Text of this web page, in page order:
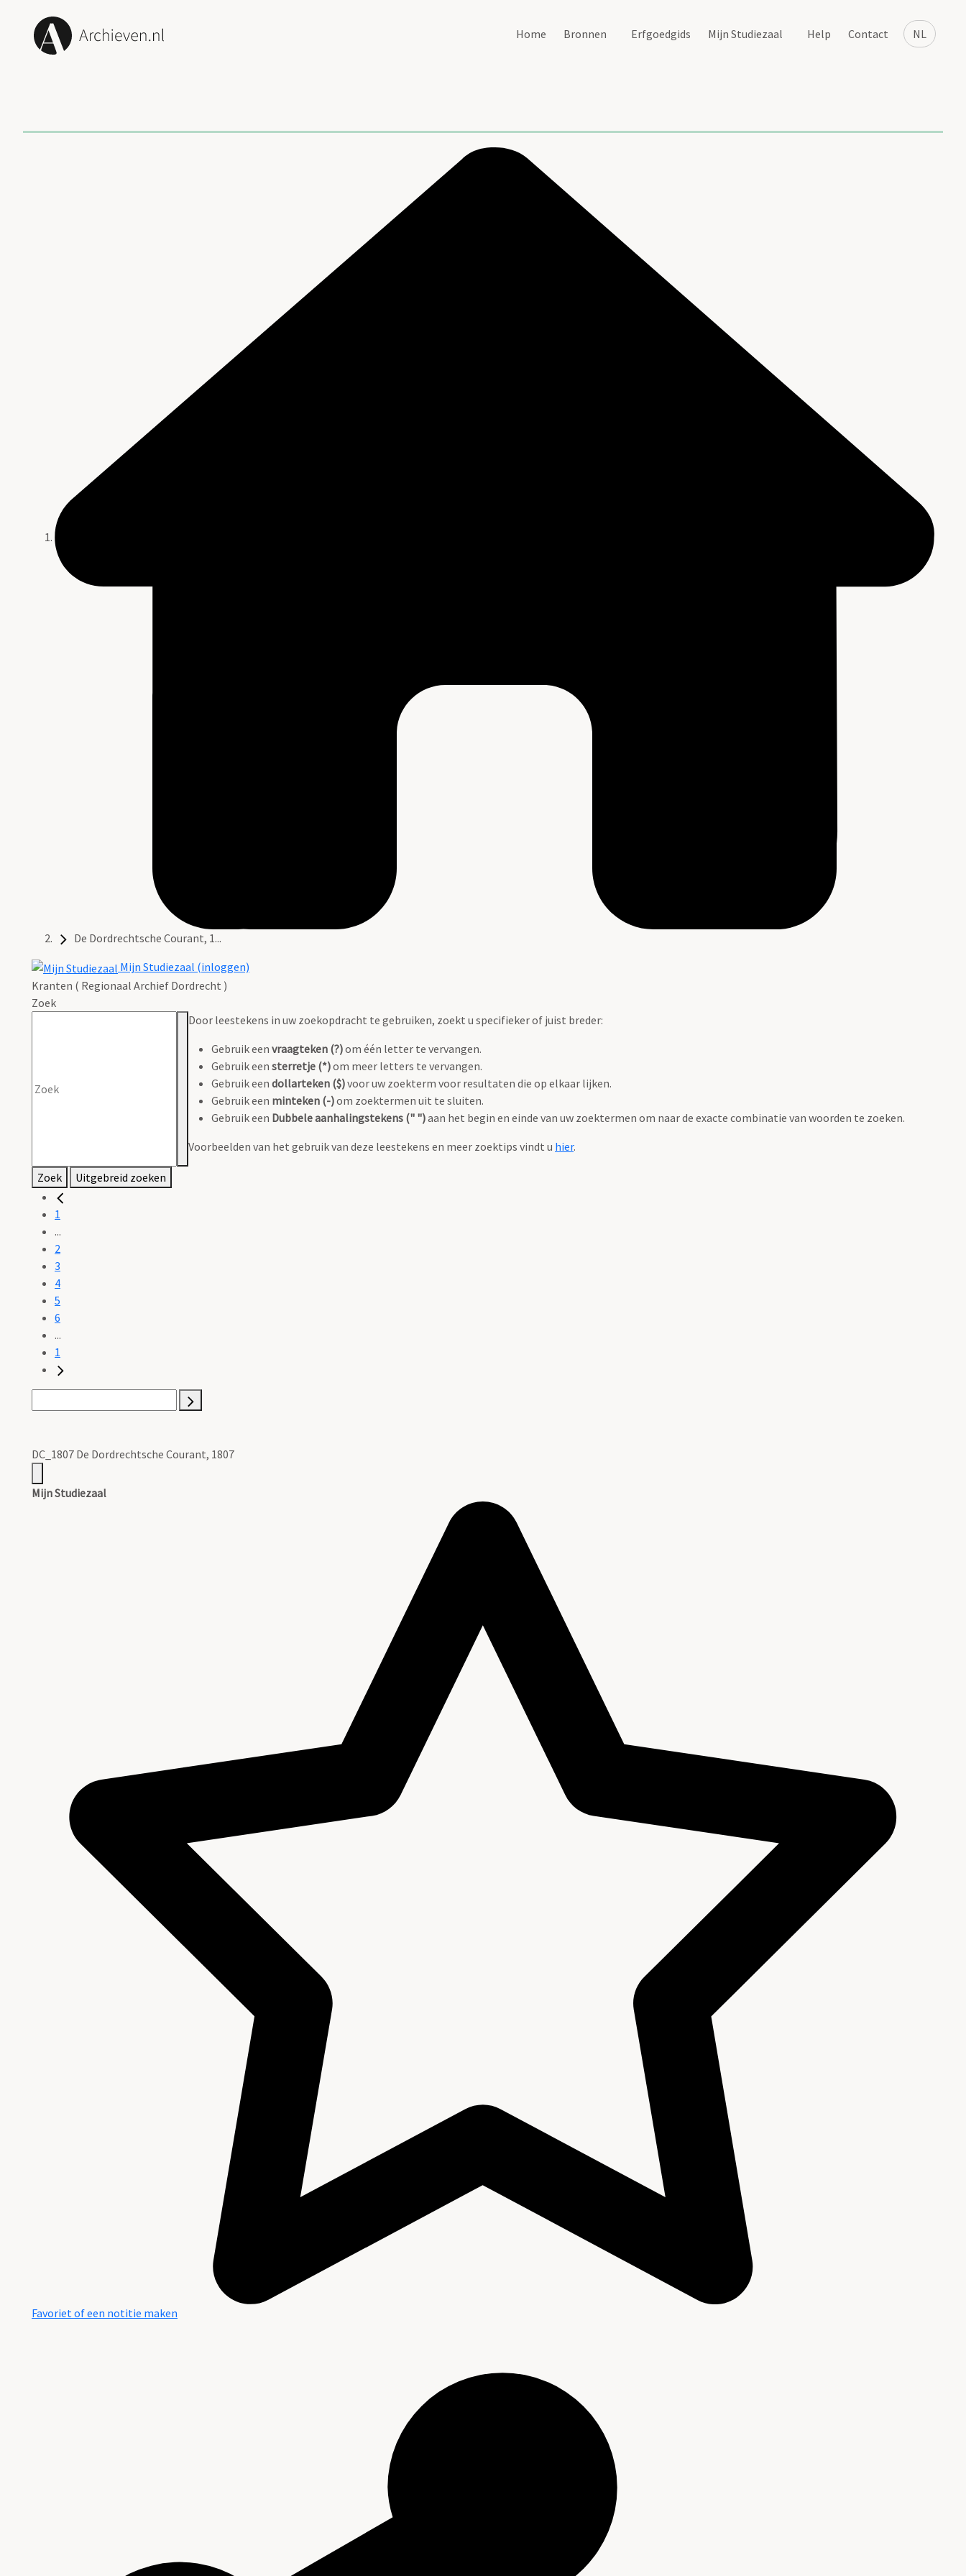
NL
Home Bronnen Erfgoedgids Mijn Studiezaal Help Contact
De Dordrechtsche Courant, 1...
Mijn Studiezaal (inloggen)
Kranten ( Regionaal Archief Dordrecht )
Zoek
Door leestekens in uw zoekopdracht te gebruiken, zoekt u specifieker of juist breder:
Gebruik een vraagteken (?)om één letter te vervangen.
Gebruik een sterretje (*)om meer letters te vervangen.
Gebruik een dollarteken ($)voor uw zoekterm voor resultaten die op elkaar lijken.
Gebruik een minteken (-)om zoektermen uit te sluiten.
Gebruik een Dubbele aanhalingstekens (" ")aan het begin en einde van uw zoektermen om naar de exacte combinatie van woorden te zoeken.
Voorbeelden van het gebruik van deze leestekens en meer zoektips vindt u hier.
Zoek Uitgebreid zoeken
1
...
2
3
4
5
6
...
1
DC_1807 De Dordrechtsche Courant, 1807
Mijn Studiezaal
Favoriet of een notitie maken